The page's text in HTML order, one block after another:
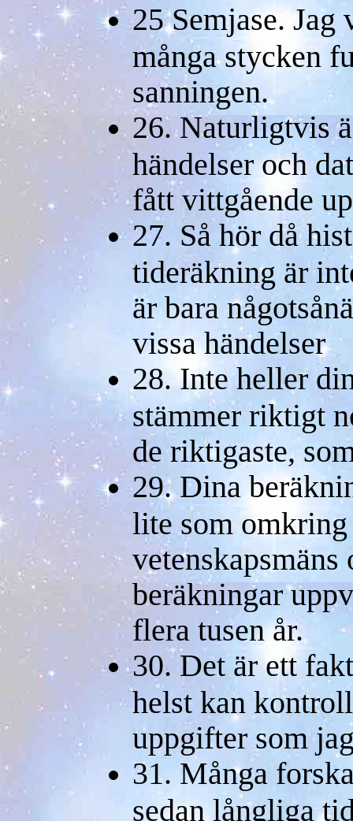
25 Semjase. Jag
många stycken
sanningen.
26. Naturligtvis
händelser och
fått vittgående
27. Så hör då
tideräkning är
är bara
vissa händelser
28. Inte heller
stämmer riktigt
de riktigaste,
29. Dina
lite som omkring
vetenskapsmäns
beräkningar
flera tusen år.
30. Det är ett
helst kan
uppgifter som
31. Många
sedan långliga